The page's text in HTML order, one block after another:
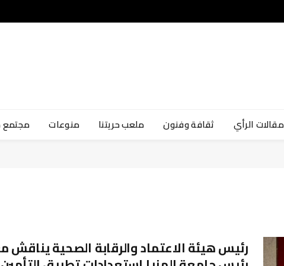
مقالات الرأي ثقافة وفنون ملعب حريتنا منوعات
رئيس هيئة الاعتماد والرقابة الصحية يناقش